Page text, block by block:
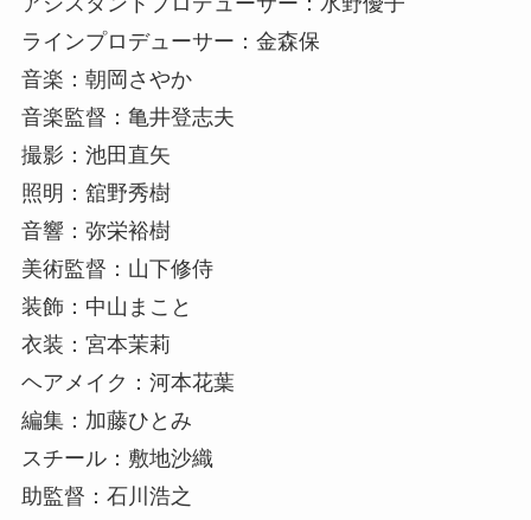
ラインプロデューサー：金森保
音楽：朝岡さやか
音楽監督：亀井登志夫
撮影：池田直矢
照明：舘野秀樹
音響：弥栄裕樹
美術監督：山下修侍
装飾：中山まこと
衣装：宮本茉莉
ヘアメイク：河本花葉
編集：加藤ひとみ
スチール：敷地沙織
助監督：石川浩之